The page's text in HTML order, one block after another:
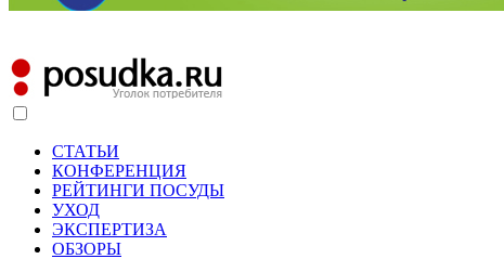
СТАТЬИ
КОНФЕРЕНЦИЯ
РЕЙТИНГИ ПОСУДЫ
УХОД
ЭКСПЕРТИЗА
ОБЗОРЫ